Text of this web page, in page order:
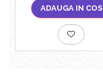
ADAUGA IN COS